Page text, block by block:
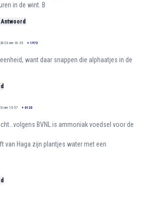
in de wint. B
Antwoord
2023 om 16:25 + 1973
want daar snappen die alphaatjes in de
om 15:57 + 6120
BVNL is ammoniak voedsel voor de
van Haga zijn plantjes water met een